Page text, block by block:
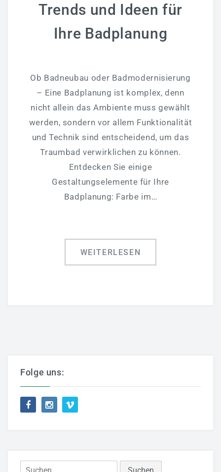
Fernwartung
AGB
Referenzen
JETZT BEWERBEN
Trends und Ideen für
Ihre Badplanung
Ob Badneubau oder Badmodernisierung
– Eine Badplanung ist komplex, denn
nicht allein das Ambiente muss gewählt
werden, sondern vor allem Funktionalität
und Technik sind entscheidend, um das
Traumbad verwirklichen zu können.
Entdecken Sie einige
Gestaltungselemente für Ihre
Badplanung: Farbe im…
WEITERLESEN
Folge uns:
Suchen